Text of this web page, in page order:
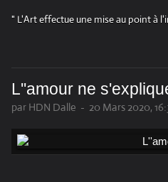
" L'Art effectue une mise au point à
L''amour ne
par HDN Dalle - 20 Mars 2020,